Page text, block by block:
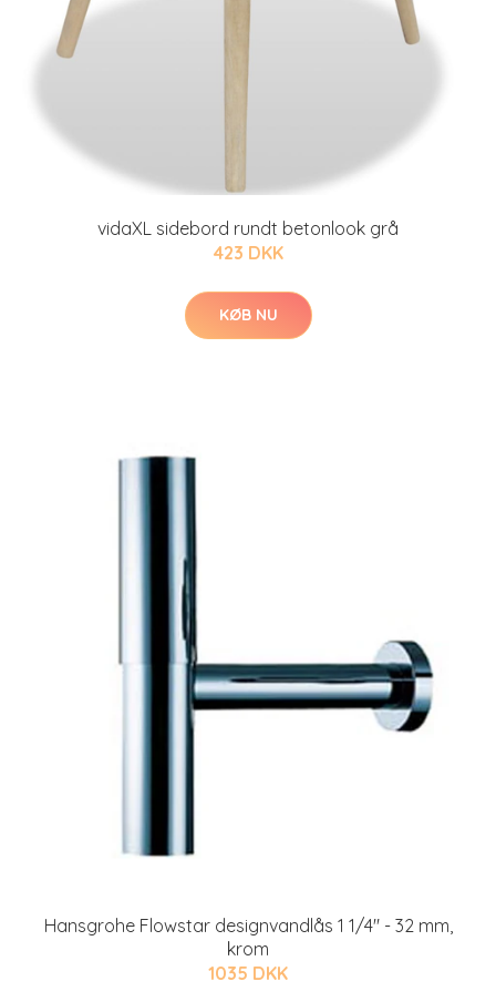
vidaXL sidebord rundt betonlook grå
423 DKK
KØB NU
Hansgrohe Flowstar designvandlås 1 1/4" - 32 mm,
krom
1035 DKK